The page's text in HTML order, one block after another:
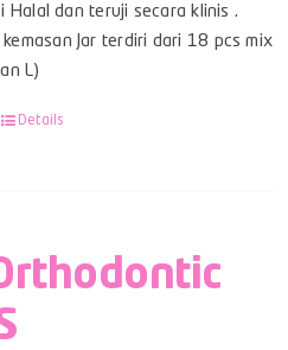
Halal dan teruji secara klinis .
kemasan Jar terdiri dari 18 pcs mix
L)
Details